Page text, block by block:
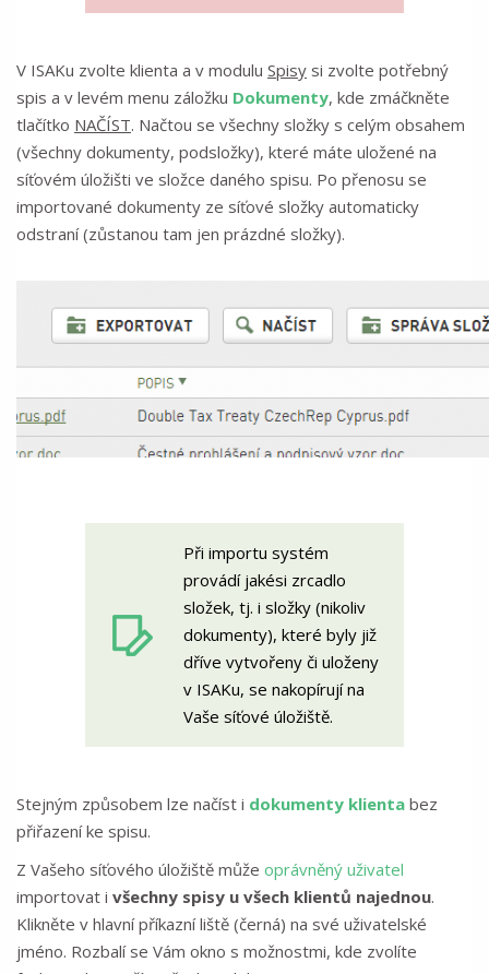
V ISAKu zvolte klienta a v modulu Spisy si zvolte potřebný
spis a v levém menu záložku Dokumenty, kde zmáčkněte
tlačítko NAČÍST. Načtou se všechny složky s celým obsahem
(všechny dokumenty, podsložky), které máte uložené na
síťovém úložišti ve složce daného spisu. Po přenosu se
importované dokumenty ze síťové složky automaticky
odstraní (zůstanou tam jen prázdné složky).
Při importu systém
provádí jakési zrcadlo
složek, tj. i složky (nikoliv
dokumenty), které byly již
dříve vytvořeny či uloženy
v ISAKu, se nakopírují na
Vaše síťové úložiště.
Stejným způsobem lze načíst i dokumenty klienta bez
přiřazení ke spisu.
Z Vašeho síťového úložiště může oprávněný uživatel
importovat i všechny spisy u všech klientů najednou.
Klikněte v hlavní příkazní liště (černá) na své uživatelské
jméno. Rozbalí se Vám okno s možnostmi, kde zvolíte